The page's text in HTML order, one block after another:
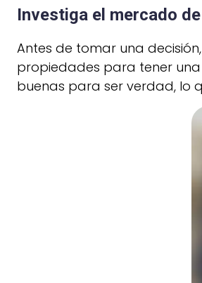
Investiga el mercado
Antes de tomar una
propiedades para tener
buenas para ser verdad, lo